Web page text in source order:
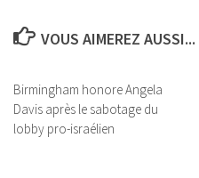
VOUS AIMEREZ AUSSI...
Birmingham honore Angela
Davis après le sabotage du
lobby pro-israélien